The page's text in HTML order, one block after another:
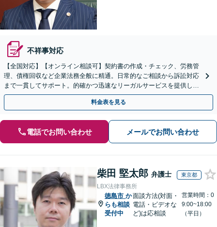
不祥事対応
【全国対応】【オンライン相談可】契約書の作成・チェック、労務管
理、債権回収など企業法務全般に精通。日常的なご相談から訴訟対応
まで一貫してサポート。的確かつ迅速なリーガルサービスを提供しま
す。【初回相談無料】【休日・夜間相談可】
料金表を見る
電話でお問い合わせ メールでお問い合わせ
柴田 堅太郎 弁護士 東京都
LBX法律事務所
徳島市 か
らも相談
受付中
面談方法(対面・
電話・ビデオな
ど)は応相談
営業時間：0
9:00~18:00
（平日）